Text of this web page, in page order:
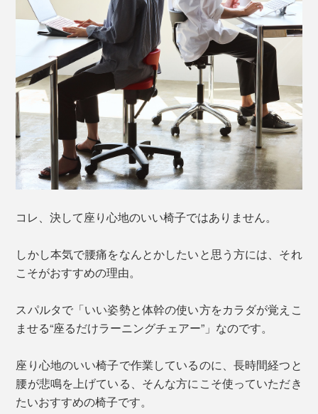
コレ、決して座り心地のいい椅子ではありません。
しかし本気で腰痛をなんとかしたいと思う方には、それ
こそがおすすめの理由。
スパルタで「いい姿勢と体幹の使い方をカラダが覚えこ
ませる“座るだけラーニングチェアー”」なのです。
座り心地のいい椅子で作業しているのに、長時間経つと
腰が悲鳴を上げている、そんな方にこそ使っていただき
たいおすすめの椅子です。